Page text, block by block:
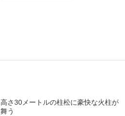
高さ30メートルの柱松に豪快な火柱が
舞う